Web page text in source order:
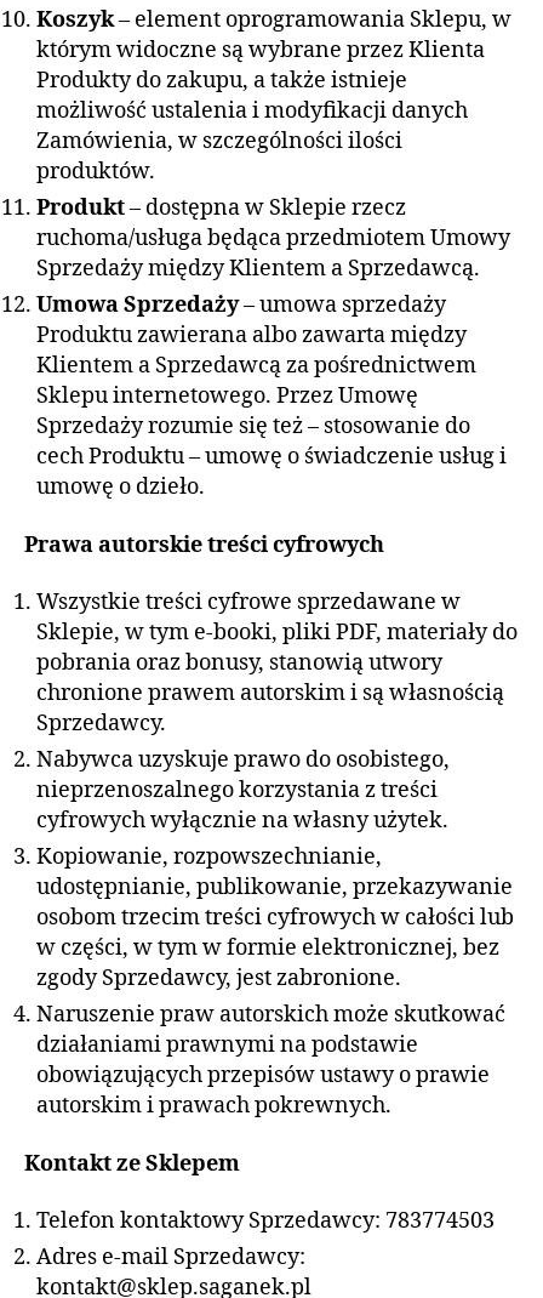
Koszyk– element oprogramowania Sklepu, w
którym widoczne są wybrane przez Klienta
Produkty do zakupu, a także istnieje
możliwość ustalenia i modyfikacji danych
Zamówienia, w szczególności ilości
produktów.
Produkt– dostępna w Sklepie rzecz
ruchoma/usługa będąca przedmiotem Umowy
Sprzedaży między Klientem a Sprzedawcą.
Umowa Sprzedaży– umowa sprzedaży
Produktu zawierana albo zawarta między
Klientem a Sprzedawcą za pośrednictwem
Sklepu internetowego. Przez Umowę
Sprzedaży rozumie się też – stosowanie do
cech Produktu – umowę o świadczenie usług i
umowę o dzieło.
Prawa autorskie treści cyfrowych
Wszystkie treści cyfrowe sprzedawane w
Sklepie, w tym e-booki, pliki PDF, materiały do
pobrania oraz bonusy, stanowią utwory
chronione prawem autorskim i są własnością
Sprzedawcy.
Nabywca uzyskuje prawo do osobistego,
nieprzenoszalnego korzystania z treści
cyfrowych wyłącznie na własny użytek.
Kopiowanie, rozpowszechnianie,
udostępnianie, publikowanie, przekazywanie
osobom trzecim treści cyfrowych w całości lub
w części, w tym w formie elektronicznej, bez
zgody Sprzedawcy, jest zabronione.
Naruszenie praw autorskich może skutkować
działaniami prawnymi na podstawie
obowiązujących przepisów ustawy o prawie
autorskim i prawach pokrewnych.
Kontakt ze Sklepem
Telefon kontaktowy Sprzedawcy: 783774503
Adres e-mail Sprzedawcy:
kontakt@sklep.saganek.pl